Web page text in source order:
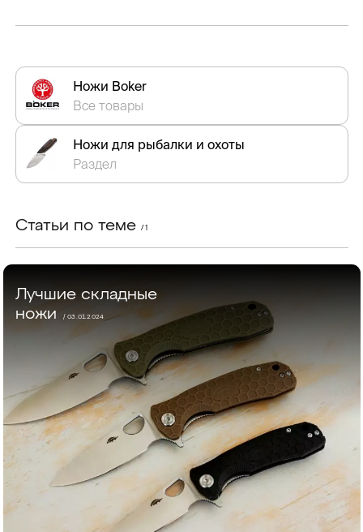
Ножи Boker
Все товары
Ножи для рыбалки и охоты
Раздел
Статьи по теме / 1
Лучшие складные
ножи
/ 03.01.2024